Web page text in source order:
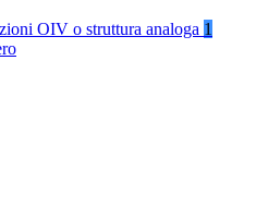
OIV o struttura analoga 1